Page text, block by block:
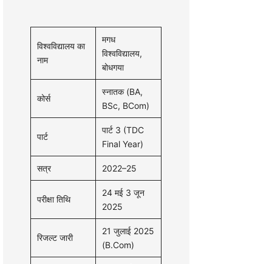
विश्वविद्यालय का
नाम
मगध
विश्वविद्यालय,
बोधगया
कोर्स
स्नातक (BA,
BSc, BCom)
पार्ट
पार्ट 3 (TDC
Final Year)
सत्र 2022–25
परीक्षा तिथि
24 मई 3 जून
2025
रिजल्ट जारी
21 जुलाई 2025
(B.Com)